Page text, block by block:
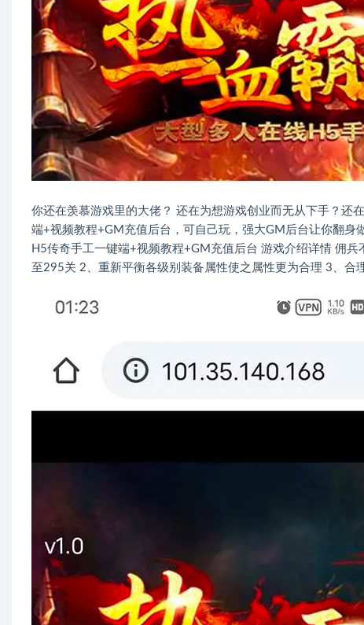
你还在羡慕游戏里的大佬？ 还在为想游戏创业而无从下手？还
端+视频教程+GM充值后台，可自己玩，强大GM后台让你翻身
H5传奇手工一键端+视频教程+GM充值后台 游戏介绍详情 佣
至295关 2、重新平衡各级别装备属性使之属性更为合理 3、